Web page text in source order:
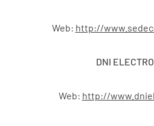
Web: http://
DNI
Web: http://